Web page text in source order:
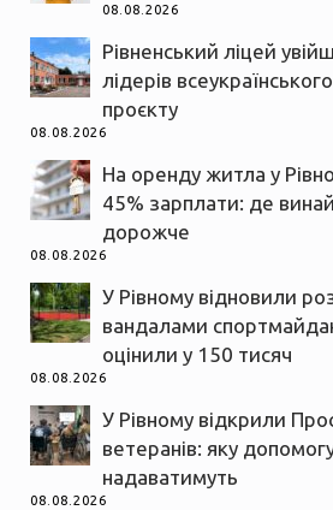
08.08.2026
Рівненський ліцей
лідерів
проєкту
08.08.2026
На оренду житла у
45% зарплати: де
дорожче
08.08.2026
У Рівному відновили
вандалами
оцінили у 150 тисяч
08.08.2026
У Рівному відкрили
ветеранів: яку
надаватимуть
08.08.2026